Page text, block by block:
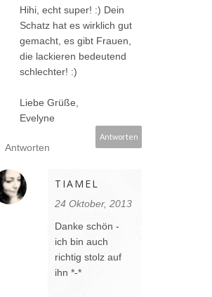
Hihi, echt super! :) Dein
Schatz hat es wirklich gut
gemacht, es gibt Frauen,
die lackieren bedeutend
schlechter! :)
Liebe Grüße,
Evelyne
Antworten
Antworten
TIAMEL
24 Oktober, 2013
Danke schön -
ich bin auch
richtig stolz auf
ihn *-*